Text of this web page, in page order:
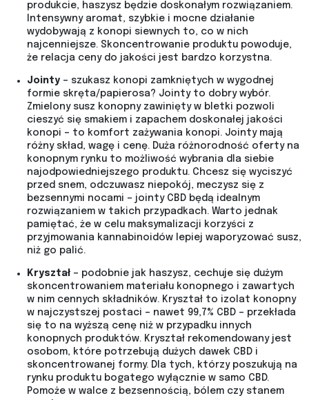
produkcie, haszysz będzie doskonałym rozwiązaniem.
Intensywny aromat, szybkie i mocne działanie
wydobywają z konopi siewnych to, co w nich
najcenniejsze. Skoncentrowanie produktu powoduje,
że relacja ceny do jakości jest bardzo korzystna.
Jointy– szukasz konopi zamkniętych w wygodnej
formie skręta/papierosa? Jointy to dobry wybór.
Zmielony susz konopny zawinięty w bletki pozwoli
cieszyć się smakiem i zapachem doskonałej jakości
konopi – to komfort zażywania konopi. Jointy mają
różny skład, wagę i cenę. Duża różnorodność oferty na
konopnym rynku to możliwość wybrania dla siebie
najodpowiedniejszego produktu. Chcesz się wyciszyć
przed snem, odczuwasz niepokój, meczysz się z
bezsennymi nocami – jointy CBD będą idealnym
rozwiązaniem w takich przypadkach. Warto jednak
pamiętać, że w celu maksymalizacji korzyści z
przyjmowania kannabinoidów lepiej waporyzować susz,
niż go palić.
Kryształ– podobnie jak haszysz, cechuje się dużym
skoncentrowaniem materiału konopnego i zawartych
w nim cennych składników. Kryształ to izolat konopny
w najczystszej postaci – nawet 99,7% CBD – przekłada
się to na wyższą cenę niż w przypadku innych
konopnych produktów. Kryształ rekomendowany jest
osobom, które potrzebują dużych dawek CBD i
skoncentrowanej formy. Dla tych, którzy poszukują na
rynku produktu bogatego wyłącznie w samo CBD.
Pomoże w walce z bezsennością, bólem czy stanem